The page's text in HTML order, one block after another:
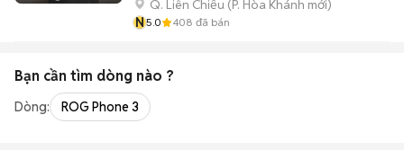
Q. Liên Chiểu (P. Hòa Khánh mới)
N5.0 408 đã bán
Bạn cần tìm dòng nào ?
Dòng: ROG Phone 3